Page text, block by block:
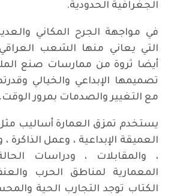
الجغرافية الحدودية.
في مواجهة الجرح المكاني
التي يعاني منها الشعب
أيضا ثروة من ممارسات صنع
تصميمها الإبداعي والخيالي
مع التغيير والصدمات بمرور الوقت.
يستخدم تمزق العمارة أساليب
العميقة الإبداعية ، وعمل
، والمقابلات ، ودراسات
المعمارية لمناطق الحرب
الكتاب توجد التجارب الحية